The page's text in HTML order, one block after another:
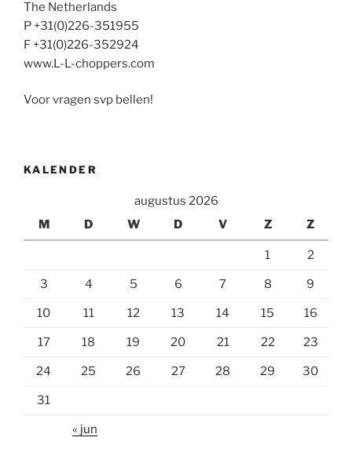
The Netherlands
P +31(0)226-351955
F +31(0)226-352924
www.L-L-choppers.com
Voor vragen svp bellen!
KALENDER
augustus 2026
M
D W D V Z Z
1 2
3 4 5 6 7 8 9
10 11 12 13 14 15 16
17 18 19 20 21 22 23
24 25 26 27 28 29 30
31
« jun